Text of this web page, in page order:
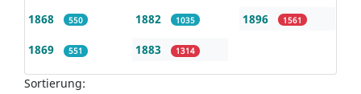
1868 550
1869 551
1882 1035
1883 1314
1896 1561
Sortierung: